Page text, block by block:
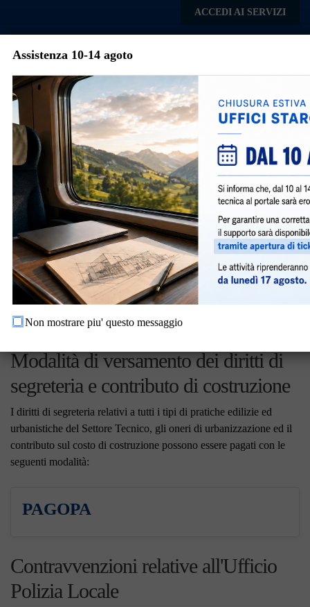
ACCEDI AI SERVIZI
Menu
Pagamenti
Il versamento di oneri e pagamenti a Pubbliche
Amministrazioni sono dovuti quale corrispettivo
dell’attività istruttoria svolta dagli uffici.
Sono stati istituiti dalla Legge 08/06/1962, n. 604,
art. 40
Sono esenti da pagamenti le istanze presentate da enti
locali ed Amministrazioni dello Stato.
Modalità di versamento dei diritti di
segreteria e contributo di costruzione
I diritti di segreteria relativi a tutti i tipi di pratiche edilizie ed
urbanistiche del Settore Tecnico, gli oneri di urbanizzazione ed il
contributo sul costo di costruzione possono essere pagati con le
seguenti modalità:
PAGOPA
Contravvenzioni relative all'Ufficio
Polizia Locale
Assistenza 10-14 agoto
Non mostrare piu' questo messaggio